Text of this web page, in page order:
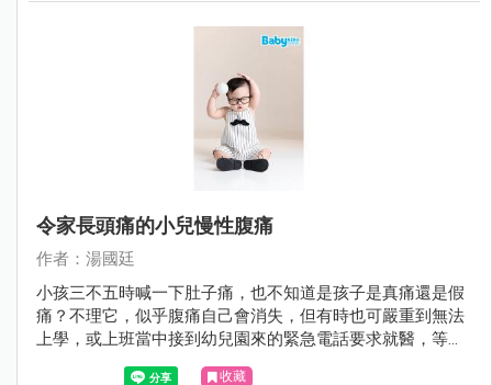
令家長頭痛的小兒慢性腹痛
作者：湯國廷
小孩三不五時喊一下肚子痛，也不知道是孩子是真痛還是假
痛？不理它，似乎腹痛自己會消失，但有時也可嚴重到無法
上學，或上班當中接到幼兒園來的緊急電話要求就醫，等真
正帶小孩到醫院時，他又說不痛了。久而久之，腹痛好像是
收藏